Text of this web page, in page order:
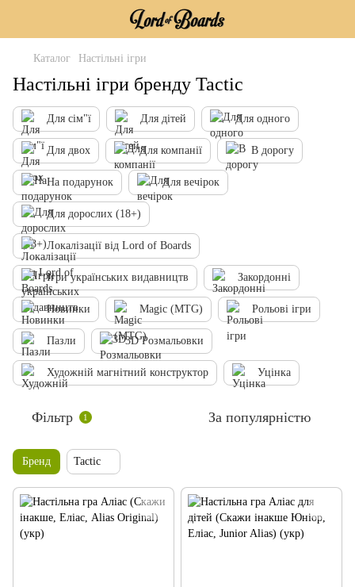
Каталог Настільні ігри
Настільні ігри бренду Tactic
Для сім"ї Для дітей Для одного
Для двох Для компанії В дорогу
На подарунок Для вечірок
Для дорослих (18+)
Локалізації від Lord of Boards
Ігри українських видавництв Закордонні
Новинки Magic (MTG) Рольові ігри
Пазли 3D Розмальовки
Художній магнітний конструктор Уцінка
Фільтр 1 За популярністю
Бренд Tactic